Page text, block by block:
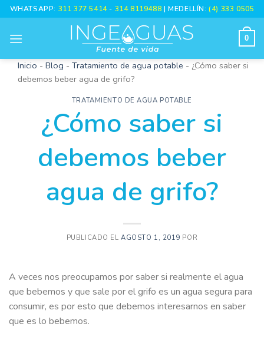
Skip
to
content
WHATSAPP: 311 377 5414- 314 8119488 | MEDELLÍN:(4) 333 0505
0
Inicio - Blog - Tratamiento de agua potable - ¿Cómo saber si
debemos beber agua de grifo?
TRATAMIENTO DE AGUA POTABLE
¿Cómo saber si
debemos beber
agua de grifo?
PUBLICADO ELAGOSTO 1, 2019 POR
A veces nos preocupamos por saber si realmente el agua
que bebemos y que sale por el grifo es un agua segura para
consumir, es por esto que debemos interesarnos en saber
que es lo bebemos.